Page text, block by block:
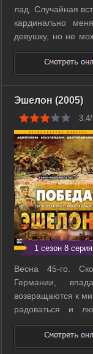
лад. Случайная
кардинально
девушку, но не
жене, с которой
не треугольник
Сергей, друг ...
Эшелон (2005)
1 сезон 8 серия
Весна 45-го.
Германии,
возвращаются к
радоваться и
желание
Эрной... ...